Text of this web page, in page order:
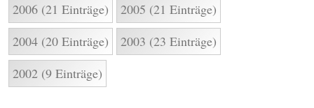
2006 (21 Einträge)
2005 (21 Einträge)
2004 (20 Einträge)
2003 (23 Einträge)
2002 (9 Einträge)